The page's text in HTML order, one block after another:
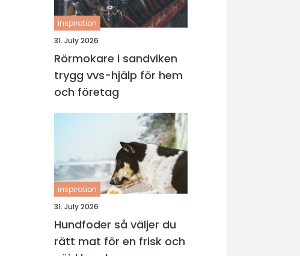
inspiration
31. July 2026
Rörmokare i sandviken
trygg vvs-hjälp för hem
och företag
inspiration
31. July 2026
Hundfoder så väljer du
rätt mat för en frisk och